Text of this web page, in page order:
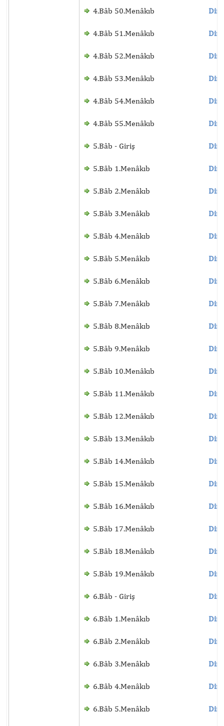
4.Bâb 50.Menâkıb
4.Bâb 51.Menâkıb
4.Bâb 52.Menâkıb
4.Bâb 53.Menâkıb
4.Bâb 54.Menâkıb
4.Bâb 55.Menâkıb
5.Bâb - Giriş
5.Bâb 1.Menâkıb
5.Bâb 2.Menâkıb
5.Bâb 3.Menâkıb
5.Bâb 4.Menâkıb
5.Bâb 5.Menâkıb
5.Bâb 6.Menâkıb
5.Bâb 7.Menâkıb
5.Bâb 8.Menâkıb
5.Bâb 9.Menâkıb
5.Bâb 10.Menâkıb
5.Bâb 11.Menâkıb
5.Bâb 12.Menâkıb
5.Bâb 13.Menâkıb
5.Bâb 14.Menâkıb
5.Bâb 15.Menâkıb
5.Bâb 16.Menâkıb
5.Bâb 17.Menâkıb
5.Bâb 18.Menâkıb
5.Bâb 19.Menâkıb
6.Bâb - Giriş
6.Bâb 1.Menâkıb
6.Bâb 2.Menâkıb
6.Bâb 3.Menâkıb
6.Bâb 4.Menâkıb
6.Bâb 5.Menâkıb